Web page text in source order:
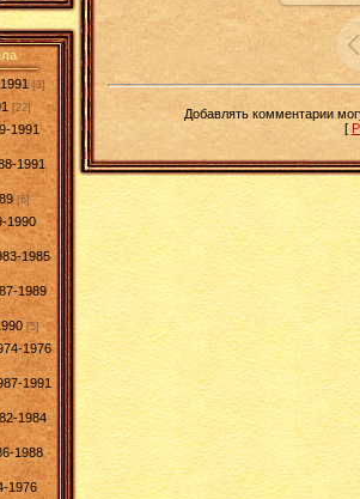
[3]
[22]
1991
1991
[6]
1990
1985
1989
[5]
1976
1991
1984
1988
1976
Добавлять комментарии
[